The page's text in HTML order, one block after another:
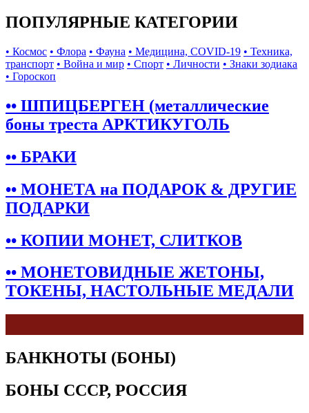
ПОПУЛЯРНЫЕ КАТЕГОРИИ
• Космос • Флора • Фауна • Медицина, COVID-19 • Техника,
транспорт • Война и мир • Спорт • Личности • Знаки зодиака
• Гороскоп
•• ШПИЦБЕРГЕН (металлические
боны треста АРКТИКУГОЛЬ
•• БРАКИ
•• МОНЕТА на ПОДАРОК & ДРУГИЕ
ПОДАРКИ
•• КОПИИ МОНЕТ, СЛИТКОВ
•• МОНЕТОВИДНЫЕ ЖЕТОНЫ,
ТОКЕНЫ, НАСТОЛЬНЫЕ МЕДАЛИ
БАНКНОТЫ (БОНЫ)
БОНЫ СССР, РОССИЯ